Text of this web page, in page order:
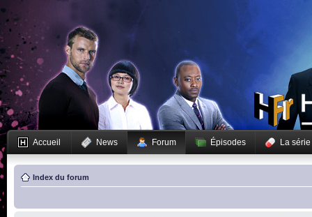
Accueil News Forum Épisodes La série
Index du forum